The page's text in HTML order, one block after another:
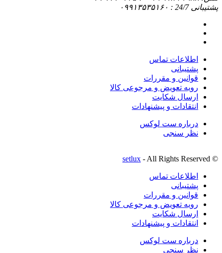
و مرجوعی کالا
لوکس
setlux- All
و مرجوعی کالا
لوکس